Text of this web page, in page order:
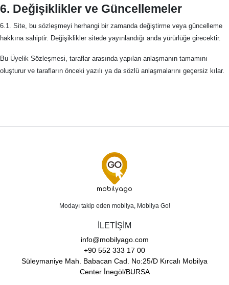
6. Değişiklikler ve Güncellemeler
6.1. Site, bu sözleşmeyi herhangi bir zamanda değiştirme veya güncelleme
hakkına sahiptir. Değişiklikler sitede yayınlandığı anda yürürlüğe girecektir.
Bu Üyelik Sözleşmesi, taraflar arasında yapılan anlaşmanın tamamını
oluşturur ve tarafların önceki yazılı ya da sözlü anlaşmalarını geçersiz kılar.
mobilyago
Modayı takip eden mobilya, Mobilya Go!
İLETİŞİM
info@mobilyago.com
+90 552 333 17 00
Süleymaniye Mah. Babacan Cad. No:25/D Kırcalı Mobilya
Center İnegöl/BURSA